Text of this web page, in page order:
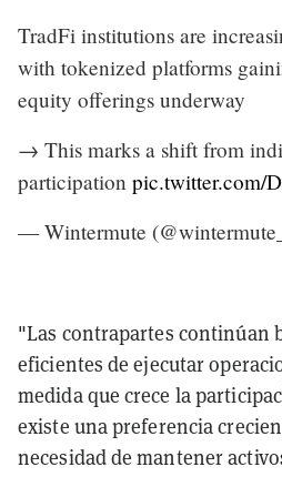
TradFi institutions are
with tokenized platforms
equity offerings underway
→ This marks a shift from
participation pic.twitter.com/
— Wintermute
"Las contrapartes continúan
eficientes de ejecutar
medida que crece la
existe una preferencia
necesidad de mantener